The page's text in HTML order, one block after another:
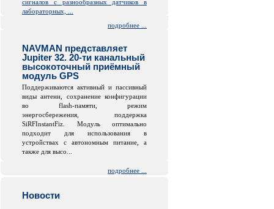
сигналов с разнообразных датчиков в
лабораторных, ...
подробнее ...
NAVMAN представляет
Jupiter 32. 20-ти канальный
высокоточный приёмный
модуль GPS
Поддерживаются активный и пассивный
виды антенн, сохранение конфигурации
во flash-памяти, режим
энергосбережения, поддержка
SiRFInstantFiz. Модуль оптимально
подходит для использования в
устройствах с автономным питание, а
также для высо...
подробнее ...
Новости